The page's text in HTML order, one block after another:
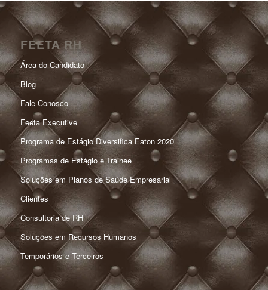
FEETA RH
Área do Candidato
Blog
Fale Conosco
Feeta Executive
Programa de Estágio Diversifica Eaton 2020
Programas de Estágio e Trainee
Soluções em Planos de Saúde Empresarial
Clientes
Consultoria de RH
Soluções em Recursos Humanos
Temporários e Terceiros